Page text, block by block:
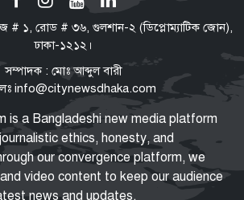
সরকার জুলাই ও জনগণের সঙ্গে
প্রতারণা করছে: ডা. শফিকুর রহমান
বরিশাল বিশ্ববিদ্যালয়ে ছাত্রদল-শিবির
সংঘর্ষ, আহত ১০
# ১, রোড # ৩৬, গুলশান-২ (ডিপ্লোম্যাটিক জোন),
ঢাকা-১২১২।
সম্পাদক : মোঃ আব্দুল বারী
info@citynewsdhaka.com
is a Bangladeshi new media platform
ethics, honesty, and
our convergence platform, we
video content to keep our audience
news and updates.